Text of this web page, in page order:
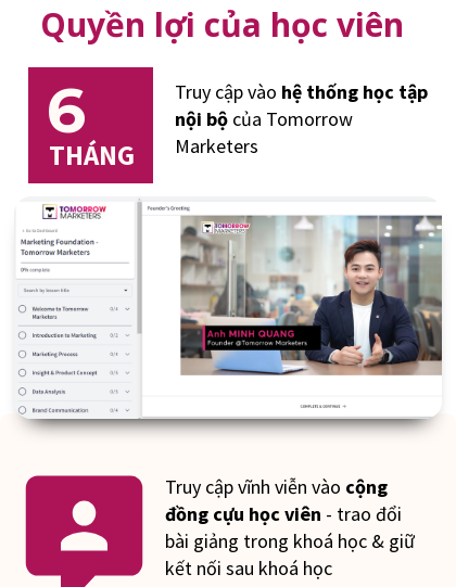
Quyền lợi của học viên
Truy cập vào hệ thống học tập
nội bộ của Tomorrow
Marketers
6
THÁNG
Truy cập vĩnh viễn vào cộng
đồng cựu học viên - trao đổi
bài giảng trong khoá học & giữ
kết nối sau khoá học